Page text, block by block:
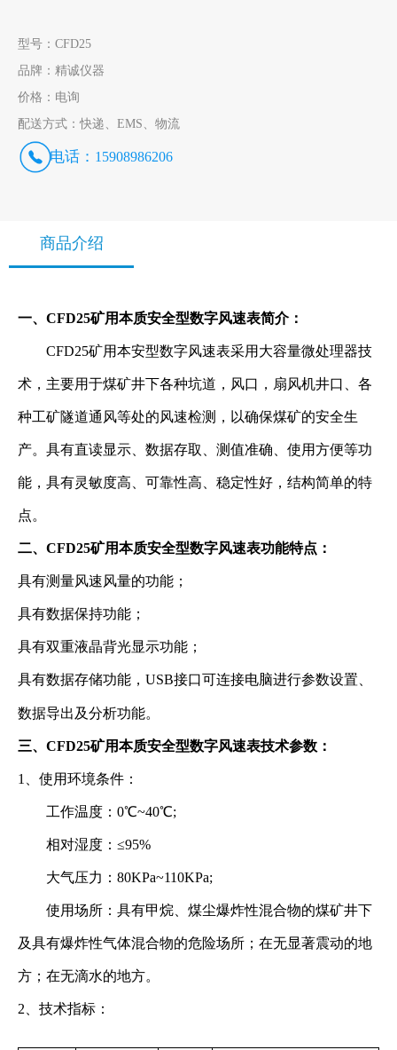
型号： CFD25
品牌： 精诚仪器
价格： 电询
配送方式：快递、EMS、物流
电话： 15908986206
商品介绍
一、CFD25矿用本质安全型数字风速表简介：
CFD25矿用本安型数字风速表采用大容量微处理器技
术，主要用于煤矿井下各种坑道，风口，扇风机井口、各
种工矿隧道通风等处的风速检测，以确保煤矿的安全生
产。具有直读显示、数据存取、测值准确、使用方便等功
能，具有灵敏度高、可靠性高、稳定性好，结构简单的特
点。
二、CFD25矿用本质安全型数字风速表功能特点：
具有测量风速风量的功能；
具有数据保持功能；
具有双重液晶背光显示功能；
具有数据存储功能，USB接口可连接电脑进行参数设置、
数据导出及分析功能。
三、CFD25矿用本质安全型数字风速表技术参数：
1、使用环境条件：
工作温度：0℃~40℃;
相对湿度：≤95%
大气压力：80KPa~110KPa;
使用场所：具有甲烷、煤尘爆炸性混合物的煤矿井下
及具有爆炸性气体混合物的危险场所；在无显著震动的地
方；在无滴水的地方。
2、技术指标：